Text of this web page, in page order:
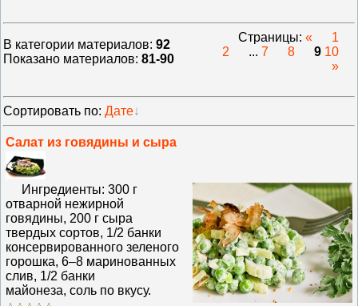
В категории материалов: 92
Показано материалов: 81-90
Страницы: «
1
2
... 7 8 9 10
»
Сортировать по: Дате
Салат из говядины и сыра
Ингредиенты: 300 г
отварной нежирной
говядины, 200 г сыра
твердых сортов, 1/2 банки
консервированного зеленого
горошка, 6–8 маринованных
слив, 1/2 банки
майонеза, соль по вкусу.